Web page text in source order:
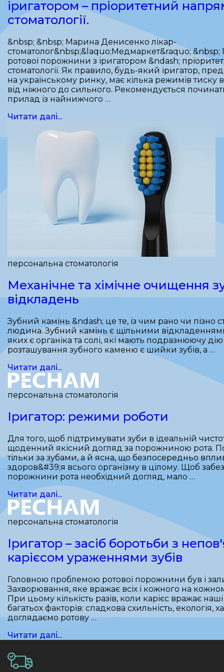
іригатором – пріоритетний
стоматології.
&nbsp; &nbsp; Марина Денисенко лікар-
стоматолог&nbsp;&laquo;Медмаркет&raquo; &nbsp;
ротової порожнини з іригатором &ndash;
стоматології. Як правило, будь-який іригатор,
на українському ринку, має кілька режимів тиску
від ніжного до сильного. Рекомендується
прилад із найнижчого …
Читати далі...
персональна стоматологія
Механічне та хімічне очищення
відкладень
Зубний камінь &ndash; це те, із чим рано чи пізно
людина. Зубний камінь є щільними
яких є органіка та солі, які мають подразнюючу
розташування зубного каменю є шийки зубів, а …
Читати далі...
персональна стоматологія
Іригатор: режими роботи
Для того, щоб підтримувати зуби в ідеальній
щоденний якісний догляд за порожниною рота.
тільки за зубами, а й ясна, що безпосередньо
здоров&#39;я всього організму в цілому. Щоб
порожнини рота необхідний догляд, мало …
Читати далі...
персональна стоматологія
Іригатор – засіб боротьби з
карієсом ураженнями зубів
Головною проблемою ротової порожнини був і
Захворювання, яке вражає всіх і кожного на
При цьому кількість разів, коли карієс вражає
багатьох факторів: спадкова схильність, екологія,
доглядаємо ротову …
Читати далі...